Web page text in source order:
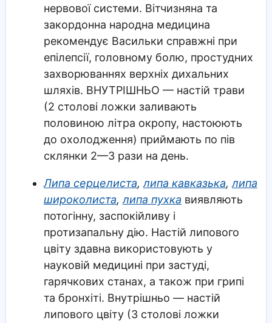
нервової системи. Вітчизняна та
закордонна народна медицина
рекомендує Васильки справжні при
епілепсії, головному болю, простудних
захворюваннях верхніх дихальних
шляхів. ВНУТРІШНЬО — настій трави
(2 столові ложки заливають
половиною літра окропу, настоюють
до охолодження) приймають по пів
склянки 2—3 рази на день.
Липа серцелиста, липа кавказька, липа
широколиста, липа пухка виявляють
потогінну, заспокійливу і
протизапальну дію. Настій липового
цвіту здавна використовують у
науковій медицині при застуді,
гарячкових станах, а також при грипі
та бронхіті. Внутрішньо — настій
липового цвіту (3 столові ложки